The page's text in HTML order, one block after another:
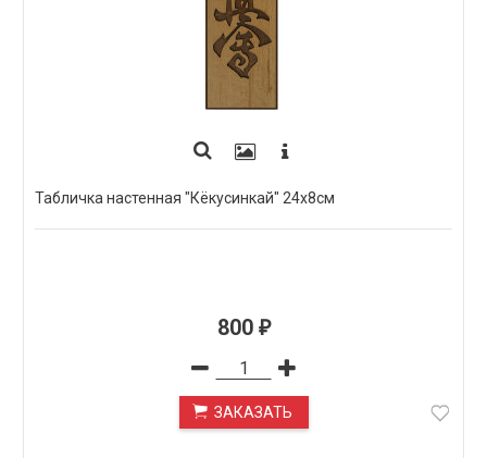
Табличка настенная "Кёкусинкай" 24х8см
800 ₽
ЗАКАЗАТЬ